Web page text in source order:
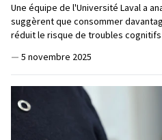
Une équipe de l'Université Laval a
suggèrent que consommer
réduit le risque de troubles cognitifs
— 5 novembre 2025